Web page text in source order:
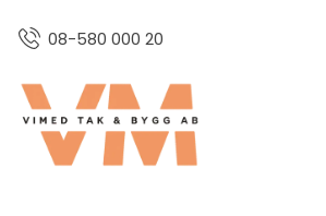
08-580 000 20